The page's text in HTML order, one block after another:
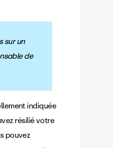
sur un
de
indiquée
résilié votre
pouvez